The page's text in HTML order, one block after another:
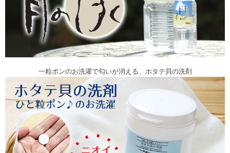
一粒ポンのお洗濯で匂いが消える、ホタテ貝の洗剤